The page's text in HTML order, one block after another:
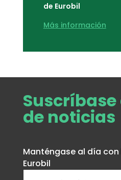
de Eurobil
Más información
de noticias
Manténgase al día
Eurobil